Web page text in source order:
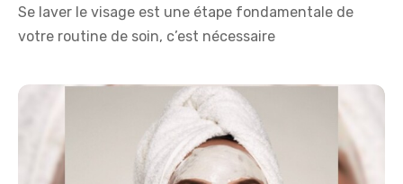
Se laver le visage est une étape fondamentale de
votre routine de soin, c’est nécessaire